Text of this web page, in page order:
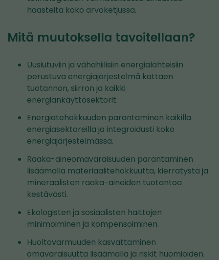
haasteita koko arvoketjussa.
Mitä muutoksella tavoitellaan?
Uusiutuviin ja vähähiilisiin energialähteisiin
perustuva energiajärjestelmä kattaen
tuotannon, siirron ja kaikki
energiankäyttösektorit.
Energiatehokkuuden parantaminen kaikilla
energiasektoreilla ja integroidusti koko
energiajärjestelmässä.
Raaka-aineomavaraisuuden parantaminen
lisäämällä materiaalitehokkuutta, kierrätystä ja
mineraalisten raaka-aineiden tuotantoa
kestävästi.
Ekologisten ja sosiaalisten haittojen
minimoiminen ja kompensoiminen.
Huoltovarmuuden kasvattaminen
omavaraisuutta lisäämällä ja riskit huomioiden.